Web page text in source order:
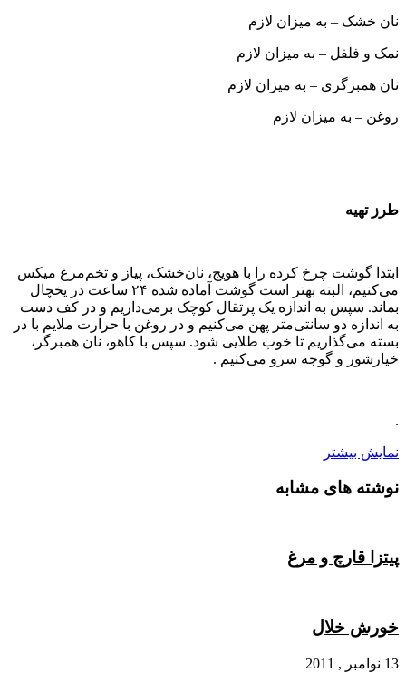
نان خشک – به میزان لازم
نمک و فلفل – به میزان لازم
نان همبرگری – به میزان لازم
روغن – به میزان لازم
طرز تهیه
ابتدا گوشت چرخ کرده را با هویج، نان‌خشک، پیاز و تخم‌مرغ میکس
می‌کنیم، البته بهتر است گوشت آماده شده ۲۴ ساعت در یخچال
بماند. سپس به اندازه یک پرتقال کوچک برمی‌داریم و در کف دست
به اندازه دو سانتی‌متر پهن می‌کنیم و در روغن با حرارت ملایم با در
بسته می‌گذاریم تا خوب طلایی شود. سپس با کاهو، نان همبرگر،
خیارشور و گوجه سرو می‌کنیم .
.
نمایش بیشتر
نوشته های مشابه
پیتزا قارچ و مرغ
خورش خلال
13 نوامبر , 2011